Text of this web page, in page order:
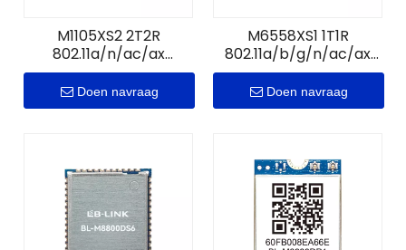
M1105XS2 2T2R
802.11a/n/ac/ax
WiFi6+GNSS-module
Doen navraag
M6558XS1 1T1R
802.11a/b/g/n/ac/ax
WiFi6+B5.0-module
Doen navraag